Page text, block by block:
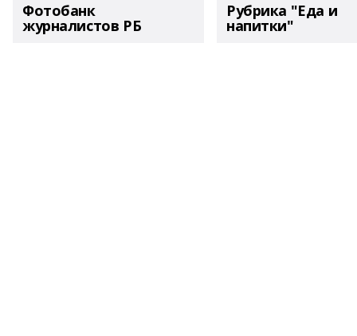
Фотобанк
журналистов РБ
Рубрика "Еда и
напитки"